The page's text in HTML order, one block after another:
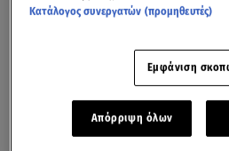
Aδεια απουσίας έως και 3 ώρες
Κατάλογος συνεργατών (προμηθευτές)
Εμφάνιση
Απόρριψη όλων